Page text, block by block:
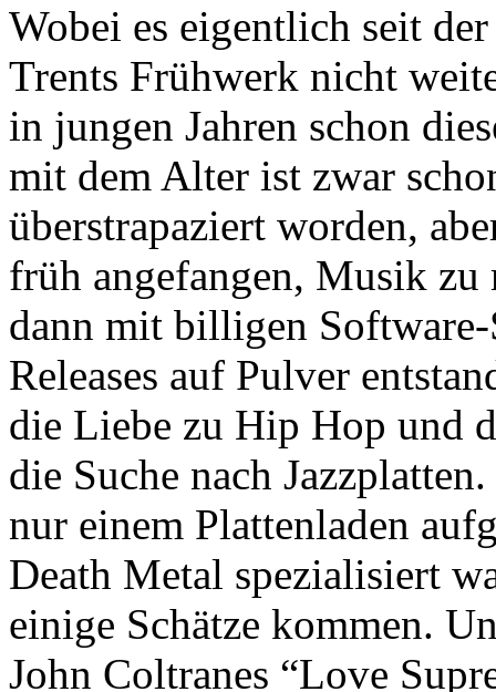
Wobei es eigentlich seit
Trents Frühwerk nicht
in jungen Jahren schon
mit dem Alter ist zwar
überstrapaziert worden,
früh angefangen, Musik zu
dann mit billigen Software-
Releases auf Pulver
die Liebe zu Hip Hop und
die Suche nach
nur einem Plattenladen
Death Metal spezialisiert
einige Schätze kommen.
John Coltranes “Love